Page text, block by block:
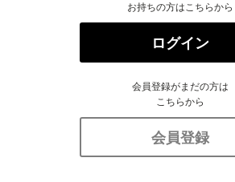
お持ちの方はこちらから
ログイン
会員登録がまだの方は
こちらから
会員登録